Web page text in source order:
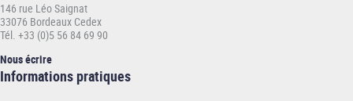
146 rue Léo Saignat
33076 Bordeaux Cedex
Tél. +33 (0)5 56 84 69 90
Nous écrire
Informations
Informations pratiques